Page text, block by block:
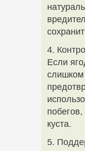
4.
Если
слишком
куста.
5.